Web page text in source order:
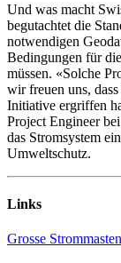
Und was macht
begutachtet die
notwendigen
Bedingungen für
müssen. «Solche
wir freuen uns,
Initiative ergriffen
Project Engineer
das Stromsystem
Umweltschutz.
Links
Grosse